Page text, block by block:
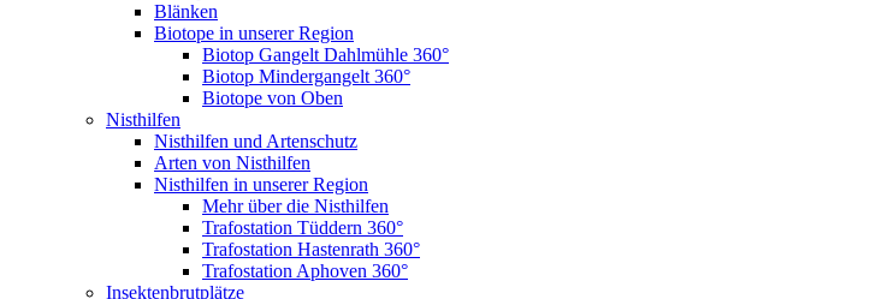
Blänken
Biotope in unserer Region
Biotop Gangelt Dahlmühle 360°
Biotop Mindergangelt 360°
Biotope von Oben
Nisthilfen
Nisthilfen und Artenschutz
Arten von Nisthilfen
Nisthilfen in unserer Region
Mehr über die Nisthilfen
Trafostation Tüddern 360°
Trafostation Hastenrath 360°
Trafostation Aphoven 360°
Insektenbrutplätze